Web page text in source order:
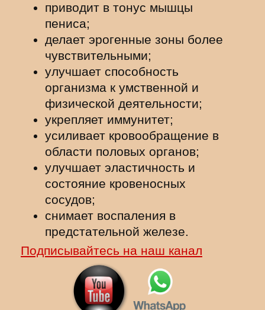
приводит в тонус мышцы
пениса;
делает эрогенные зоны более
чувствительными;
улучшает способность
организма к умственной и
физической деятельности;
укрепляет иммунитет;
усиливает кровообращение в
области половых органов;
улучшает эластичность и
состояние кровеносных
сосудов;
снимает воспаления в
предстательной железе.
Подписывайтесь на наш канал